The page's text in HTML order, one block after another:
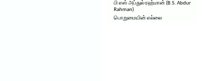
பி எஸ் அப்துல் ரஹ்மான் (B.S. Abdur
Rahman)
பொறுமையின் எல்லை